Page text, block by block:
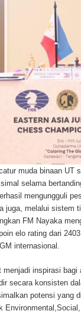
muda binaan UT
selama
mengungguli
juga, melalui sistem
FM Nayaka
elo rating dari
internasional.
inspirasi
secara konsisten
potensi yang